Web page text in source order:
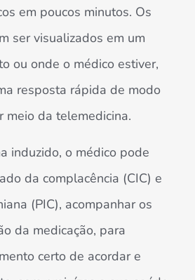
em poucos minutos. Os
ser visualizados em um
ou onde o médico estiver,
resposta rápida de modo
meio da telemedicina.
induzido, o médico pode
da complacência (CIC) e
(PIC), acompanhar os
da medicação, para
certo de acordar e